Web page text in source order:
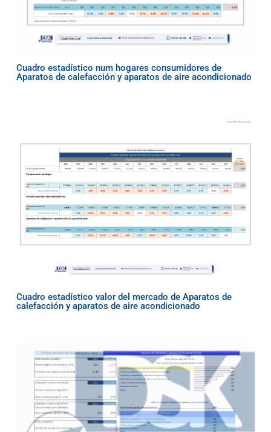
Cuadro estadístico num hogares consumidores de
Aparatos de calefacción y aparatos de aire acondicionado
Cuadro estadístico valor del mercado de Aparatos de
calefacción y aparatos de aire acondicionado